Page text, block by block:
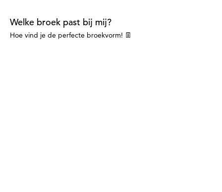
Welke broek past bij mij?
Hoe vind je de perfecte broekvorm! 👖